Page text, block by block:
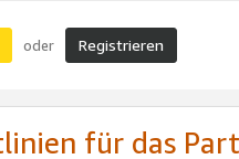
oder Registrieren
für das